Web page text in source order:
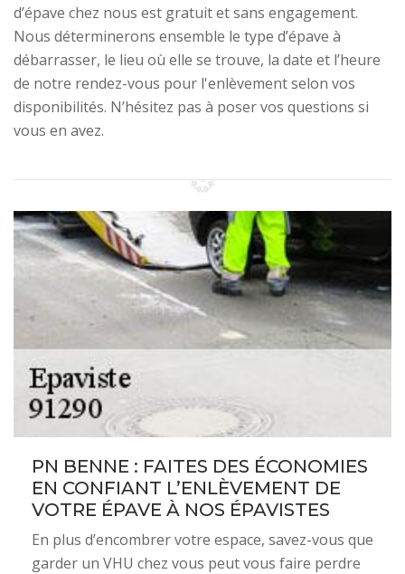
d’épave chez nous est gratuit et sans engagement.
Nous déterminerons ensemble le type d’épave à
débarrasser, le lieu où elle se trouve, la date et l’heure
de notre rendez-vous pour l'enlèvement selon vos
disponibilités. N’hésitez pas à poser vos questions si
vous en avez.
PN BENNE : FAITES DES ÉCONOMIES
EN CONFIANT L’ENLÈVEMENT DE
VOTRE ÉPAVE À NOS ÉPAVISTES
En plus d’encombrer votre espace, savez-vous que
garder un VHU chez vous peut vous faire perdre